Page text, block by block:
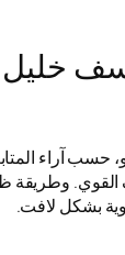
حسب آراء
وطريقة
بشكل لافت.